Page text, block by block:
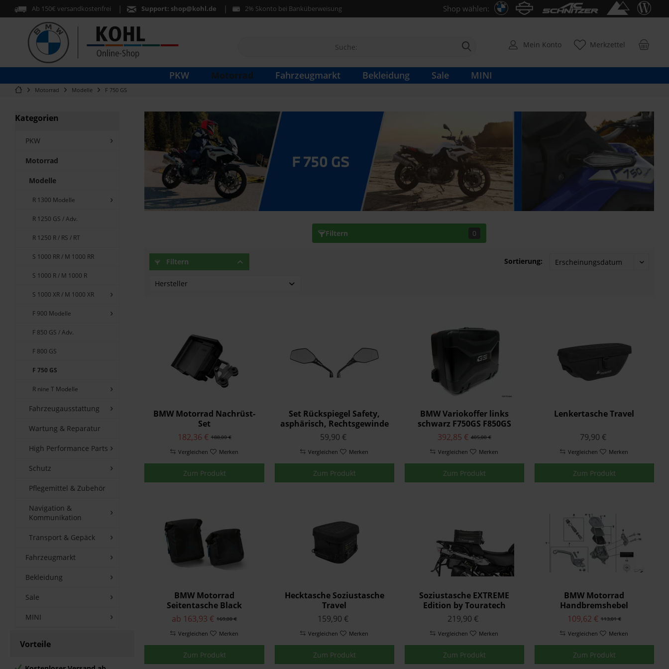
Ab 150€ versandkostenfrei Support: shop@kohl.de 2% Skonto bei Banküberweisung Shop wählen:
Merkzettel
Mein Konto
PKW Motorrad Fahrzeugmarkt Bekleidung Sale MINI
Motorrad Modelle F 750 GS
Kategorien
PKW
Motorrad
Modelle
R 1300 Modelle
R 1250 GS / Adv.
R 1250 R / RS / RT
S 1000 RR / M 1000 RR
S 1000 R / M 1000 R
S 1000 XR / M 1000 XR
F 900 Modelle
F 850 GS / Adv.
F 800 GS
F 750 GS
R nine T Modelle
Fahrzeugausstattung
Wartung & Reparatur
High Performance Parts
Schutz
Pflegemittel & Zubehör
Navigation &
Kommunikation
Transport & Gepäck
Fahrzeugmarkt
Bekleidung
Sale
MINI
Vorteile
Filtern 0
Filtern Sortierung:
Hersteller
Touratech
Wunderlich
BMW Motorrad Nachrüst-
Set
Navigationsvorbereitung
188,00 €
182,36 €
Vergleichen Merken
Zum Produkt
Set Rückspiegel Safety,
asphärisch, Rechtsgewinde
M10 x 1,5 - für BMW
59,90 €
Vergleichen Merken
Zum Produkt
BMW Variokoffer links
schwarz F750GS F850GS
R1200GS R1250GS
405,00 €
392,85 €
Vergleichen Merken
Zum Produkt
Lenkertasche Travel
79,90 €
Vergleichen Merken
Zum Produkt
BMW Motorrad
Seitentasche Black
Collection169,00 €
ab 163,93 €
Vergleichen Merken
Zum Produkt
Hecktasche Soziustasche
Travel
159,90 €
Vergleichen Merken
Zum Produkt
Soziustasche EXTREME
Edition by Touratech
Waterproof
219,90 €
Vergleichen Merken
Zum Produkt
BMW Motorrad
Handbremshebel
113,01 €
109,62 €
Vergleichen Merken
Zum Produkt